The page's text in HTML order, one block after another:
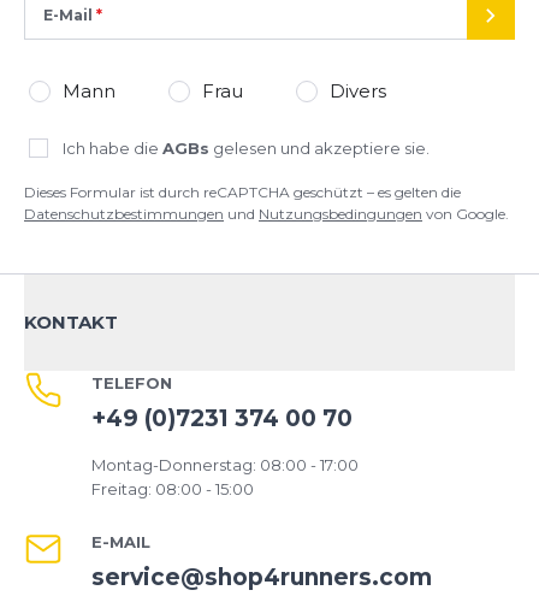
E-Mail
Mann Frau Divers
Ich habe die AGBs gelesen und akzeptiere sie.
Dieses Formular ist durch reCAPTCHA geschützt – es gelten die
Datenschutzbestimmungen und Nutzungsbedingungen von Google.
KONTAKT
TELEFON
+49 (0)7231 374 00 70
Montag-Donnerstag: 08:00 - 17:00
Freitag: 08:00 - 15:00
E-MAIL
service@shop4runners.com